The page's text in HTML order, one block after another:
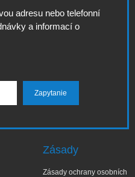
adresu nebo telefonní
a informací o
Zásady
Zásady ochrany osobních